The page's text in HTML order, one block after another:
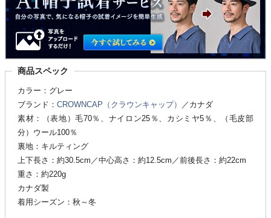
商品スペック
カラー：グレー
ブランド： CROWNCAP（クラウンキャップ）
／カナダ
素材：（表地）毛70％、ナイロン25％、カシミヤ5％、（毛皮部
分）ウール100％
裏地：キルティング
上下長さ：約30.5cm／中心高さ：約12.5cm／前後長さ：約22cm
重さ：約220g
カナダ製
着用シーズン：秋～冬